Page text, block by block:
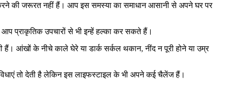
की जरूरत नहीं हैं। आप इस समस्या का समाधान आसानी से अपने घर पर
प्राकृतिक उपचारों से भी इन्हें हल्का कर सकते हैं।
के नीचे काले घेरे या डार्क सर्कल थकान, नींद न पूरी होने या उम्र
तो देती है लेकिन इस लाइफस्टाइल के भी अपने कई चैलेंज हैं।